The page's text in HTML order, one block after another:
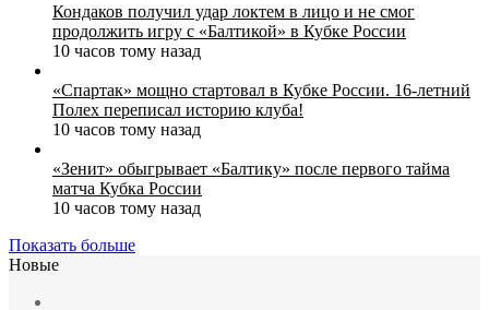
Кондаков получил удар локтем в лицо и не смог
продолжить игру с «Балтикой» в Кубке России
10 часов тому назад
«Спартак» мощно стартовал в Кубке России. 16-летний
Полех переписал историю клуба!
10 часов тому назад
«Зенит» обыгрывает «Балтику» после первого тайма
матча Кубка России
10 часов тому назад
Показать больше
Новые